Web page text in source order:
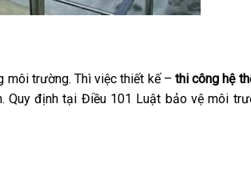
trường. Thì việc thiết kế – thi công hệ
Quy định tại Điều 101 Luật bảo vệ môi